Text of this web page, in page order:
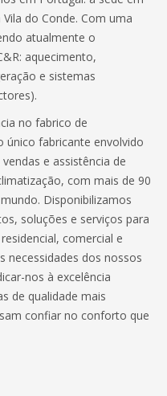
do Conde. Com uma
atualmente o
aquecimento,
e sistemas
no fabrico de
único fabricante envolvido
e assistência de
com mais de 90
Disponibilizamos
soluções e serviços para
comercial e
necessidades dos nossos
nos à excelência
de qualidade mais
confiar no conforto que